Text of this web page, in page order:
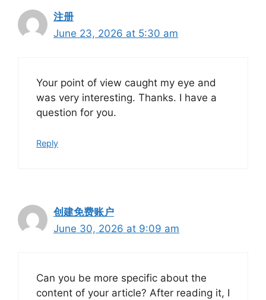
注册
June 23, 2026 at 5:30 am
Your point of view caught my eye and
was very interesting. Thanks. I have a
question for you.
Reply
创建免费账户
June 30, 2026 at 9:09 am
Can you be more specific about the
content of your article? After reading it, I